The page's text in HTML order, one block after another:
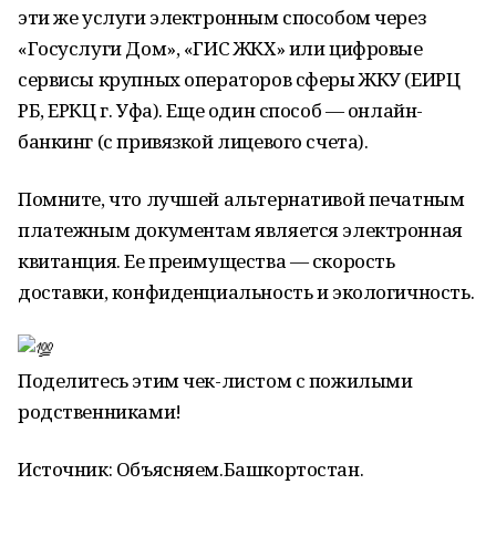
эти же услуги электронным способом через
«Госуслуги Дом», «ГИС ЖКХ» или цифровые
сервисы крупных операторов сферы ЖКУ (ЕИРЦ
РБ, ЕРКЦ г. Уфа). Еще один способ — онлайн-
банкинг (с привязкой лицевого счета).
Помните, что лучшей альтернативой печатным
платежным документам является электронная
квитанция. Ее преимущества — скорость
доставки, конфиденциальность и экологичность.
Поделитесь этим чек-листом с пожилыми
родственниками!
Источник: Объясняем.Башкортостан.